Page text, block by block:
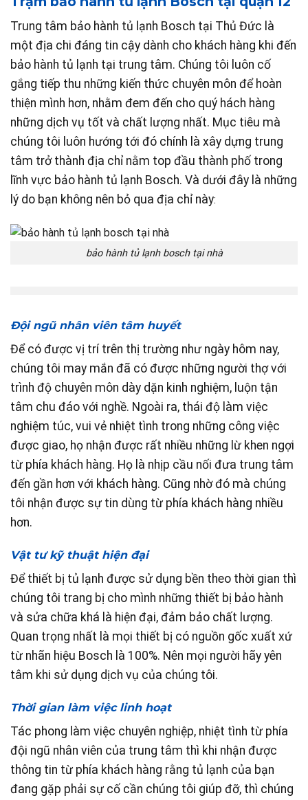
Trung tâm bảo hành tủ lạnh Bosch tại Thủ Đức là
một địa chi đáng tin cậy dành cho khách hàng khi đến
bảo hành tủ lạnh tại trung tâm. Chúng tôi luôn cố
gắng tiếp thu những kiến thức chuyên môn để hoàn
thiện mình hơn, nhằm đem đến cho quý hách hàng
những dịch vụ tốt và chất lượng nhất. Mục tiêu mà
chúng tôi luôn hướng tới đó chính là xây dựng trung
tâm trở thành địa chỉ nằm top đầu thành phố trong
lĩnh vực bảo hành tủ lạnh Bosch. Và dưới đây là những
lý do bạn không nên bỏ qua địa chỉ này:
bảo hành tủ lạnh bosch tại nhà
Đội ngũ nhân viên tâm huyết
Để có được vị trí trên thị trường như ngày hôm nay,
chúng tôi may mắn đã có được những người thợ với
trình độ chuyên môn dày dặn kinh nghiệm, luộn tận
tâm chu đáo với nghề. Ngoài ra, thái độ làm việc
nghiệm túc, vui vẻ nhiệt tình trong những công việc
được giao, họ nhận được rất nhiều những lừ khen ngợi
từ phía khách hàng. Họ là nhịp cầu nối đưa trung tâm
đến gần hơn với khách hàng. Cũng nhờ đó mà chúng
tôi nhận được sự tin dùng từ phía khách hàng nhiều
hơn.
Vật tư kỹ thuật hiện đại
Để thiết bị tủ lạnh được sử dụng bền theo thời gian thì
chúng tôi trang bị cho mình những thiết bị bảo hành
và sửa chữa khá là hiện đại, đảm bảo chất lượng.
Quan trọng nhất là mọi thiết bị có nguồn gốc xuất xứ
từ nhãn hiệu Bosch là 100%. Nên mọi người hãy yên
tâm khi sử dụng dịch vụ của chúng tôi.
Thời gian làm việc linh hoạt
Tác phong làm việc chuyên nghiệp, nhiệt tình từ phía
đội ngũ nhân viên của trung tâm thì khi nhận được
thông tin từ phía khách hàng rằng tủ lạnh của bạn
đang gặp phải sự cố cần chúng tôi giúp đỡ, thì chúng